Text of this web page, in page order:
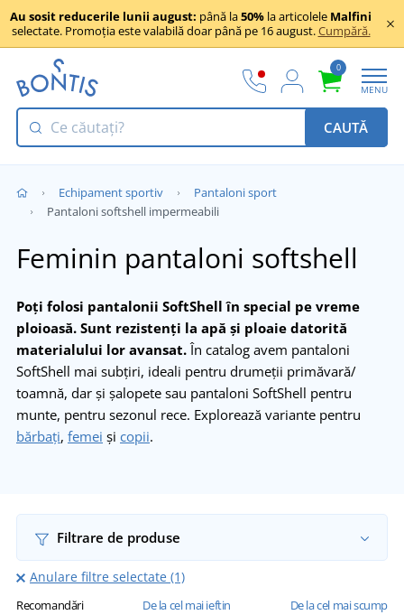
Au sosit reducerile lunii august: până la50% la articolele Malfini
selectate. Promoția este valabilă doar până pe 16 august.Cumpără.
0
MENU
CAUTĂ
Echipament sportiv
Pantaloni sport
Pantaloni softshell impermeabili
Feminin pantaloni softshell
Poți folosi pantalonii SoftShell în special pe vreme
ploioasă. Sunt rezistenți la apă şi ploaie datorită
materialului lor avansat.În catalog avem pantaloni
SoftShell mai subțiri, ideali pentru drumeţii primăvară/
toamnă, dar şi şalopete sau pantaloni SoftShell pentru
munte, pentru sezonul rece. Explorează variante pentru
bărbaţi, femei şi copii.
Filtrare de produse
Anulare filtre selectate (1)
Recomandări De la cel mai ieftin De la cel mai scump